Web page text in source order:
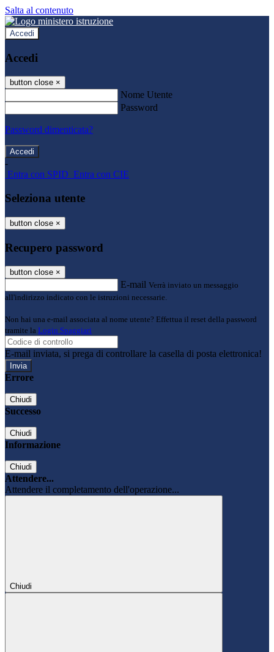
Salta al contenuto
Accedi
Accedi
button close ×
Nome Utente
Password
Password dimenticata?
-
Entra con SPID Entra con CIE
Seleziona utente
button close ×
Recupero password
button close ×
E-mail Verrà inviato un messaggio
all'indirizzo indicato con le istruzioni necessarie.
Non hai una e-mail associata al nome utente? Effettua il reset della password
tramite la Login Spaggiari
E-mail inviata, si prega di controllare la casella di posta elettronica!
Errore
Chiudi
Successo
Chiudi
Informazione
Chiudi
Attendere...
Attendere il completamento dell'operazione...
Chiudi